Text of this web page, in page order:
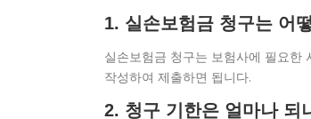
1. 실손보험금 청구는 어
실손보험금 청구는 보험사에 필요한
작성하여 제출하면 됩니다.
2. 청구 기한은 얼마나 되